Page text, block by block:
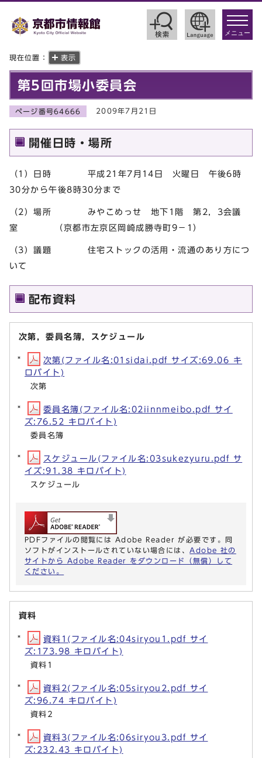
toggle
メニュー
現在位置： 表示
第5回市場小委員会
ページ番号64666 2009年7月21日
開催日時・場所
（1）日時 平成21年7月14日 火曜日 午後6時
30分から午後8時30分まで
（2）場所 みやこめっせ 地下1階 第2，3会議
室 （京都市左京区岡崎成勝寺町9－1）
（3）議題 住宅ストックの活用・流通のあり方につ
いて
配布資料
次第，委員名簿，スケジュール
次第(ファイル名:01sidai.pdf サイズ:69.06 キ
ロバイト)
次第
委員名簿(ファイル名:02iinnmeibo.pdf サイ
ズ:76.52 キロバイト)
委員名簿
スケジュール(ファイル名:03sukezyuru.pdf サ
イズ:91.38 キロバイト)
スケジュール
PDFファイルの閲覧には Adobe Reader が必要です。同
ソフトがインストールされていない場合には、 Adobe 社の
サイトから Adobe Reader をダウンロード（無償）して
ください。
資料
資料1(ファイル名:04siryou1.pdf サイ
ズ:173.98 キロバイト)
資料1
資料2(ファイル名:05siryou2.pdf サイ
ズ:96.74 キロバイト)
資料2
資料3(ファイル名:06siryou3.pdf サイ
ズ:232.43 キロバイト)